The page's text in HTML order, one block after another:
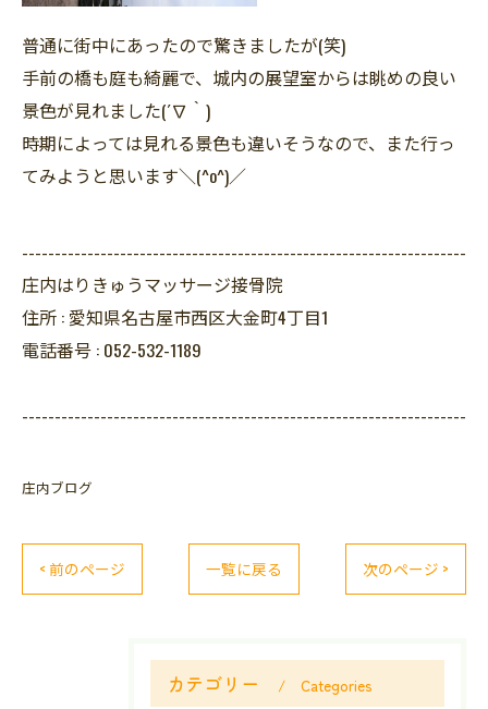
普通に街中にあったので驚きましたが(笑)
手前の橋も庭も綺麗で、城内の展望室からは眺めの良い
景色が見れました(´∇｀)
時期によっては見れる景色も違いそうなので、また行っ
てみようと思います＼(^o^)／
--------------------------------------------------------------------
庄内はりきゅうマッサージ接骨院
住所 : 愛知県名古屋市西区大金町4丁目1
電話番号 : 052-532-1189
--------------------------------------------------------------------
庄内ブログ
< 前のページ 一覧に戻る 次のページ >
カテゴリー Categories